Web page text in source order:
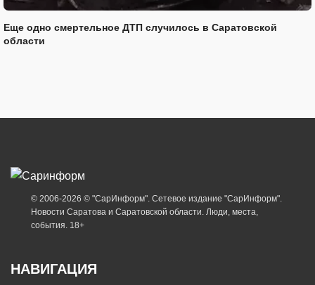
Еще одно смертельное ДТП случилось в Саратовской
области
© 2006-2026 © "СарИнформ". Сетевое издание "СарИнформ".
Новости Саратова и Саратовской области. Люди, места,
события. 18+
НАВИГАЦИЯ